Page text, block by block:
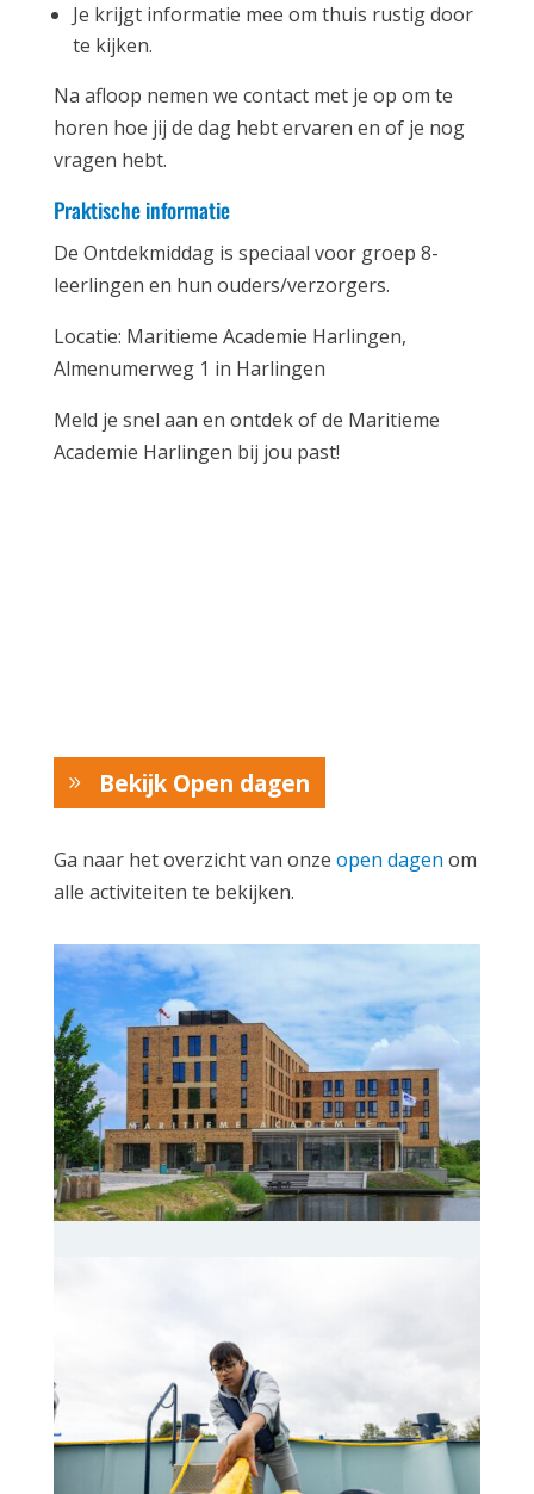
Je krijgt informatie mee om thuis rustig door
te kijken.
Na afloop nemen we contact met je op om te
horen hoe jij de dag hebt ervaren en of je nog
vragen hebt.
Praktische informatie
De Ontdekmiddag is speciaal voor groep 8-
leerlingen en hun ouders/verzorgers.
Locatie: Maritieme Academie Harlingen,
Almenumerweg 1 in Harlingen
Meld je snel aan en ontdek of de Maritieme
Academie Harlingen bij jou past!
Bekijk Open dagen
Ga naar het overzicht van onze open dagen om
alle activiteiten te bekijken.